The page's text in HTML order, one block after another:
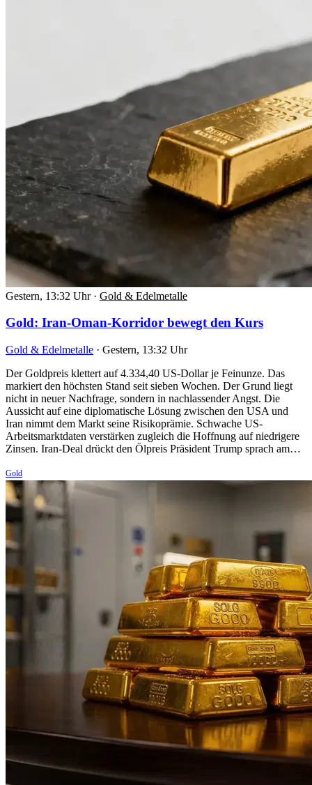
Gestern, 13:32 Uhr · Gold & Edelmetalle
Gold: Iran-Oman-Korridor bewegt den Kurs
Gold & Edelmetalle · Gestern, 13:32 Uhr
Der Goldpreis klettert auf 4.334,40 US-Dollar je Feinunze. Das
markiert den höchsten Stand seit sieben Wochen. Der Grund liegt
nicht in neuer Nachfrage, sondern in nachlassender Angst. Die
Aussicht auf eine diplomatische Lösung zwischen den USA und
Iran nimmt dem Markt seine Risikoprämie. Schwache US-
Arbeitsmarktdaten verstärken zugleich die Hoffnung auf niedrigere
Zinsen. Iran-Deal drückt den Ölpreis Präsident Trump sprach am…
Gold